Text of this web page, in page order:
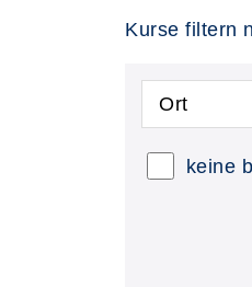
Kurse filtern
Ort
keine